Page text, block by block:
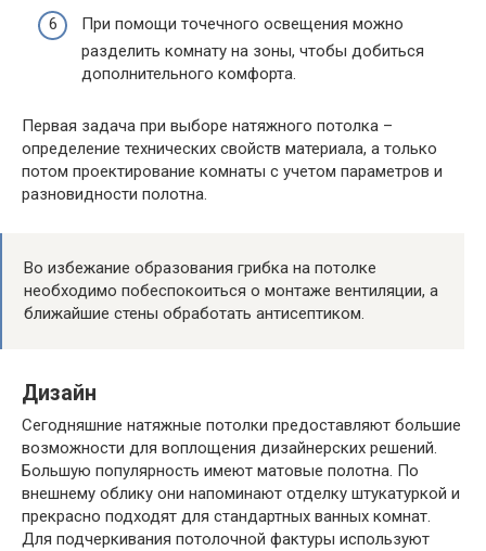
При помощи точечного освещения можно
разделить комнату на зоны, чтобы добиться
дополнительного комфорта.
Первая задача при выборе натяжного потолка –
определение технических свойств материала, а только
потом проектирование комнаты с учетом параметров и
разновидности полотна.
Во избежание образования грибка на потолке
необходимо побеспокоиться о монтаже вентиляции, а
ближайшие стены обработать антисептиком.
Дизайн
Сегодняшние натяжные потолки предоставляют большие
возможности для воплощения дизайнерских решений.
Большую популярность имеют матовые полотна. По
внешнему облику они напоминают отделку штукатуркой и
прекрасно подходят для стандартных ванных комнат.
Для подчеркивания потолочной фактуры используют